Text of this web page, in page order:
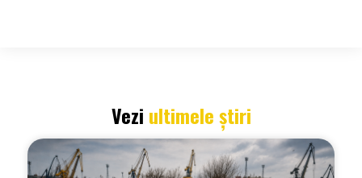
Vezi ultimele știri